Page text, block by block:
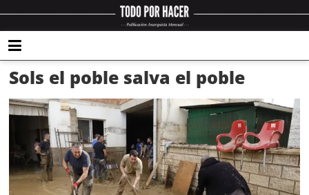
Sols el poble salva el poble